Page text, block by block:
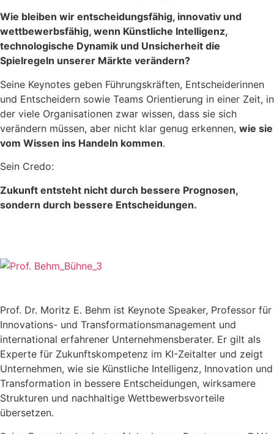
Wie bleiben wir entscheidungsfähig, innovativ und
wettbewerbsfähig, wenn Künstliche Intelligenz,
technologische Dynamik und Unsicherheit die
Spielregeln unserer Märkte verändern?
Seine Keynotes geben Führungskräften, Entscheiderinnen
und Entscheidern sowie Teams Orientierung in einer Zeit, in
der viele Organisationen zwar wissen, dass sie sich
verändern müssen, aber nicht klar genug erkennen, wie sie
vom Wissen ins Handeln kommen.
Sein Credo:
Zukunft entsteht nicht durch bessere Prognosen,
sondern durch bessere Entscheidungen.
Prof. Dr. Moritz E. Behm ist Keynote Speaker, Professor für
Innovations- und Transformationsmanagement und
international erfahrener Unternehmensberater. Er gilt als
Experte für Zukunftskompetenz im KI-Zeitalter und zeigt
Unternehmen, wie sie Künstliche Intelligenz, Innovation und
Transformation in bessere Entscheidungen, wirksamere
Strukturen und nachhaltige Wettbewerbsvorteile
übersetzen.